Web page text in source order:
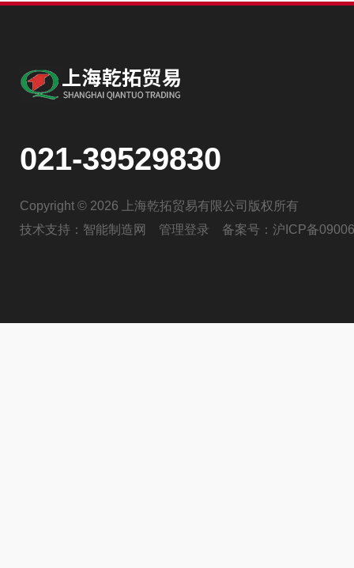
021-39529830
Copyright © 2026 上海乾拓贸易有限公司版权所有
技术支持： 智能制造网 管理登录 备案号： 沪ICP备